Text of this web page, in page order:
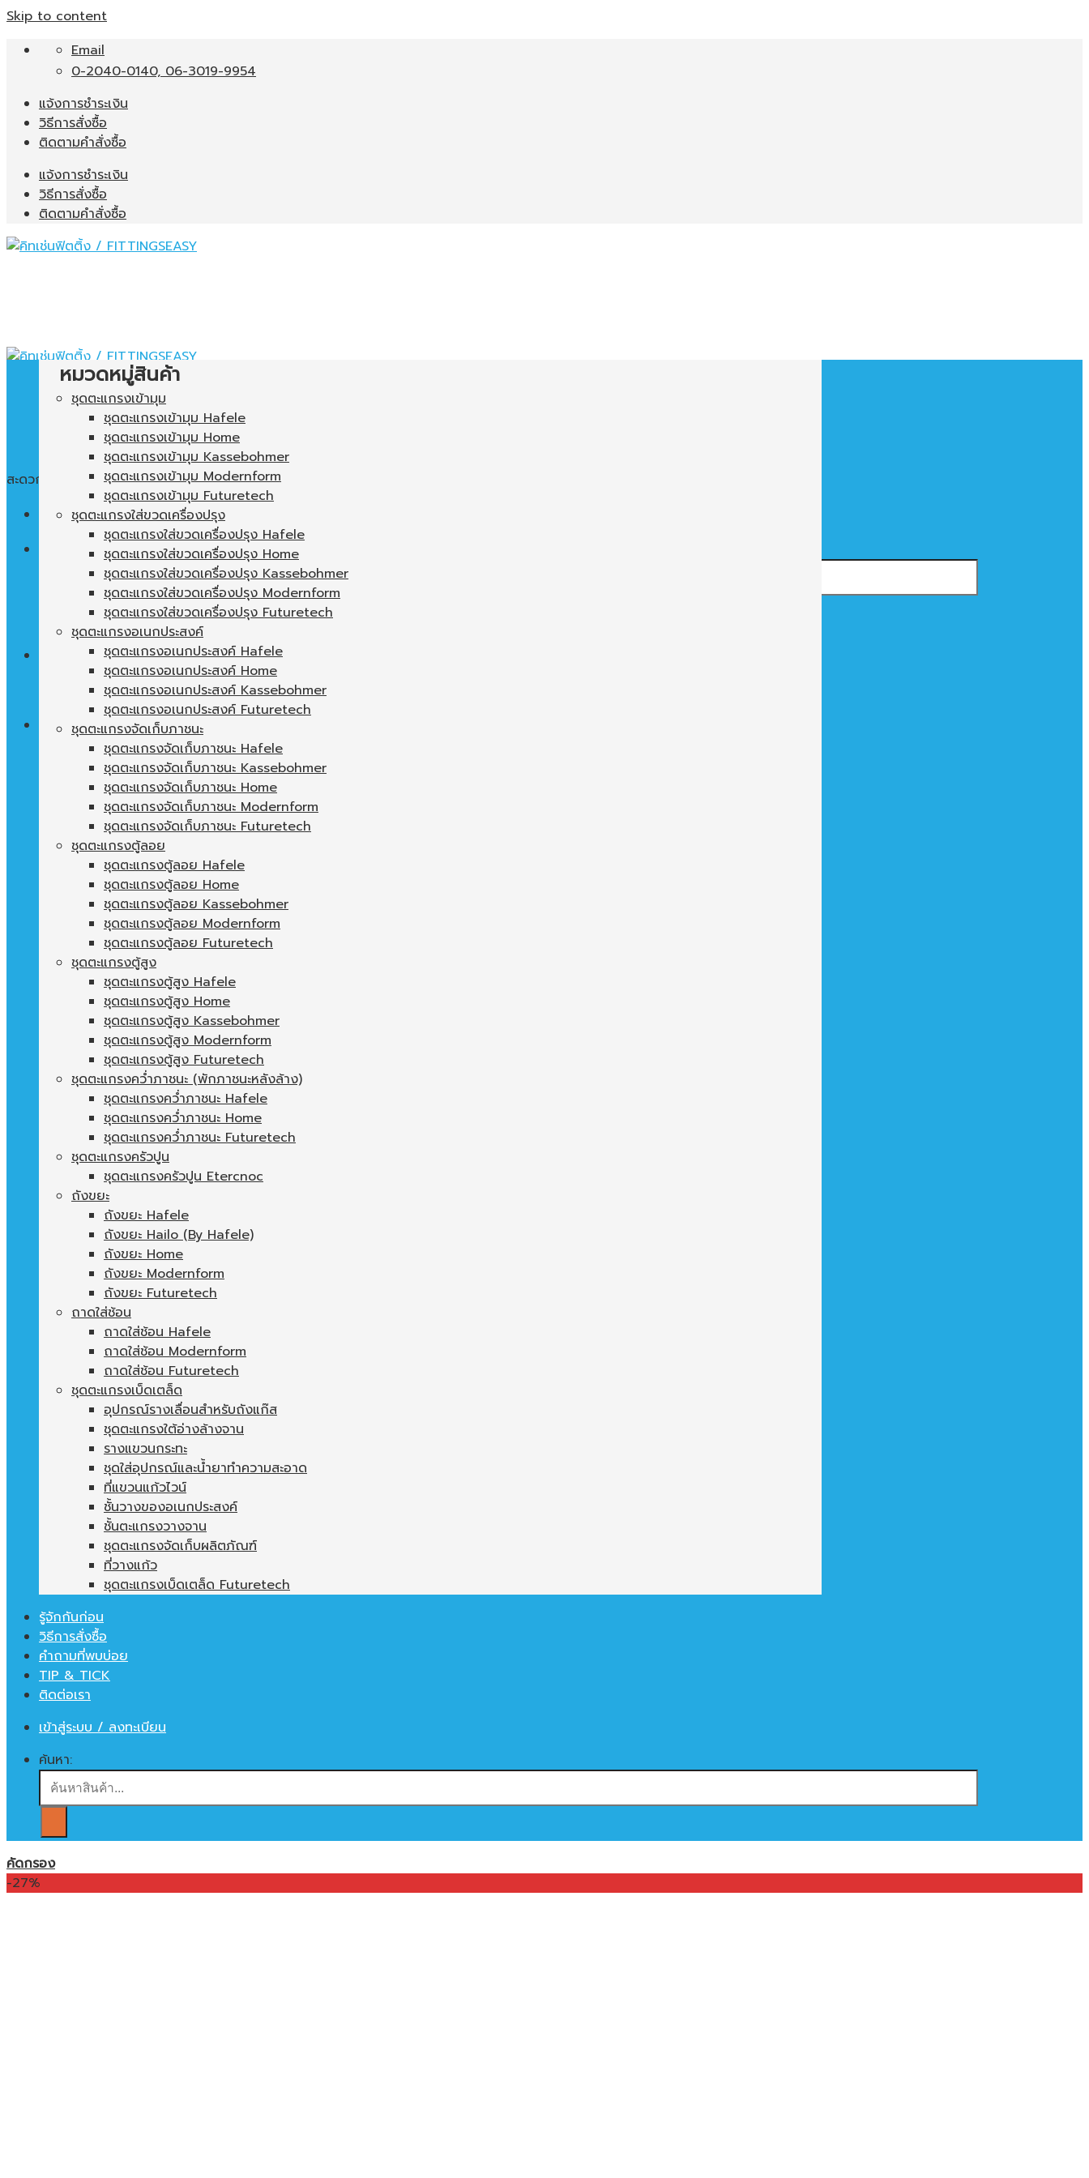
Skip to content
Email
0-2040-0140, 06-3019-9954
แจ้งการชำระเงิน
วิธีการสั่งซื้อ
ติดตามคำสั่งซื้อ
แจ้งการชำระเงิน
วิธีการสั่งซื้อ
ติดตามคำสั่งซื้อ
สะดวก ใช้งานง่าย พื้นที่ในตู้ไม่เปล่าประโยชน์
Menu
ไม่มีสินค้าในตะกร้า
ตะกร้าสินค้า
ไม่มีสินค้าในตะกร้า
หมวดหมู่สินค้า
ชุดตะแกรงเข้ามุม
ชุดตะแกรงเข้ามุม Hafele
ชุดตะแกรงเข้ามุม Home
ชุดตะแกรงเข้ามุม Kassebohmer
ชุดตะแกรงเข้ามุม Modernform
ชุดตะแกรงเข้ามุม Futuretech
ชุดตะแกรงใส่ขวดเครื่องปรุง
ชุดตะแกรงใส่ขวดเครื่องปรุง Hafele
ชุดตะแกรงใส่ขวดเครื่องปรุง Home
ชุดตะแกรงใส่ขวดเครื่องปรุง Kassebohmer
ชุดตะแกรงใส่ขวดเครื่องปรุง Modernform
ชุดตะแกรงใส่ขวดเครื่องปรุง Futuretech
ชุดตะแกรงอเนกประสงค์
ชุดตะแกรงอเนกประสงค์ Hafele
ชุดตะแกรงอเนกประสงค์ Home
ชุดตะแกรงอเนกประสงค์ Kassebohmer
ชุดตะแกรงอเนกประสงค์ Futuretech
ชุดตะแกรงจัดเก็บภาชนะ
ชุดตะแกรงจัดเก็บภาชนะ Hafele
ชุดตะแกรงจัดเก็บภาชนะ Kassebohmer
ชุดตะแกรงจัดเก็บภาชนะ Home
ชุดตะแกรงจัดเก็บภาชนะ Modernform
ชุดตะแกรงจัดเก็บภาชนะ Futuretech
ชุดตะแกรงตู้ลอย
ชุดตะแกรงตู้ลอย Hafele
ชุดตะแกรงตู้ลอย Home
ชุดตะแกรงตู้ลอย Kassebohmer
ชุดตะแกรงตู้ลอย Modernform
ชุดตะแกรงตู้ลอย Futuretech
ชุดตะแกรงตู้สูง
ชุดตะแกรงตู้สูง Hafele
ชุดตะแกรงตู้สูง Home
ชุดตะแกรงตู้สูง Kassebohmer
ชุดตะแกรงตู้สูง Modernform
ชุดตะแกรงตู้สูง Futuretech
ชุดตะแกรงคว่ำภาชนะ (พักภาชนะหลังล้าง)
ชุดตะแกรงคว่ำภาชนะ Hafele
ชุดตะแกรงคว่ำภาชนะ Home
ชุดตะแกรงคว่ำภาชนะ Futuretech
ชุดตะแกรงครัวปูน
ชุดตะแกรงครัวปูน Etercnoc
ถังขยะ
ถังขยะ Hafele
ถังขยะ Hailo (By Hafele)
ถังขยะ Home
ถังขยะ Modernform
ถังขยะ Futuretech
ถาดใส่ช้อน
ถาดใส่ช้อน Hafele
ถาดใส่ช้อน Modernform
ถาดใส่ช้อน Futuretech
ชุดตะแกรงเบ็ดเตล็ด
อุปกรณ์รางเลื่อนสำหรับถังแก๊ส
ชุดตะแกรงใต้อ่างล้างจาน
รางแขวนกระทะ
ชุดใส่อุปกรณ์และน้ำยาทำความสะอาด
ที่แขวนแก้วไวน์
ชั้นวางของอเนกประสงค์
ชั้นตะแกรงวางจาน
ชุดตะแกรงจัดเก็บผลิตภัณฑ์
ที่วางแก้ว
ชุดตะแกรงเบ็ดเตล็ด Futuretech
รู้จักกันก่อน
วิธีการสั่งซื้อ
คำถามที่พบบ่อย
TIP & TICK
ติดต่อเรา
เข้าสู่ระบบ / ลงทะเบียน
ค้นหา:
คัดกรอง
-27%